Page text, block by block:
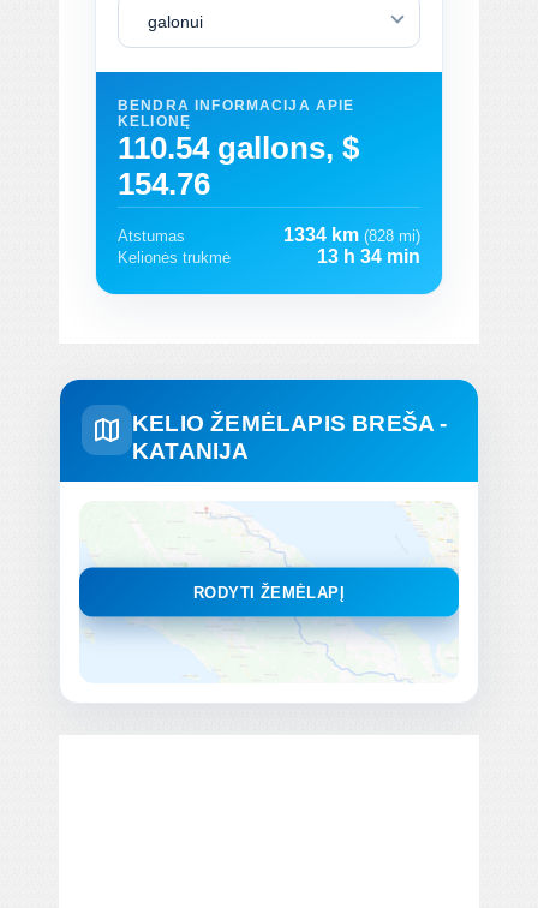
galonui
BENDRA INFORMACIJA APIE
KELIONĘ
110.54 gallons, $
154.76
Atstumas 1334 km (828 mi)
Kelionės trukmė
13 h 34 min
KELIO ŽEMĖLAPIS BREŠA -
KATANIJA
RODYTI ŽEMĖLAPĮ